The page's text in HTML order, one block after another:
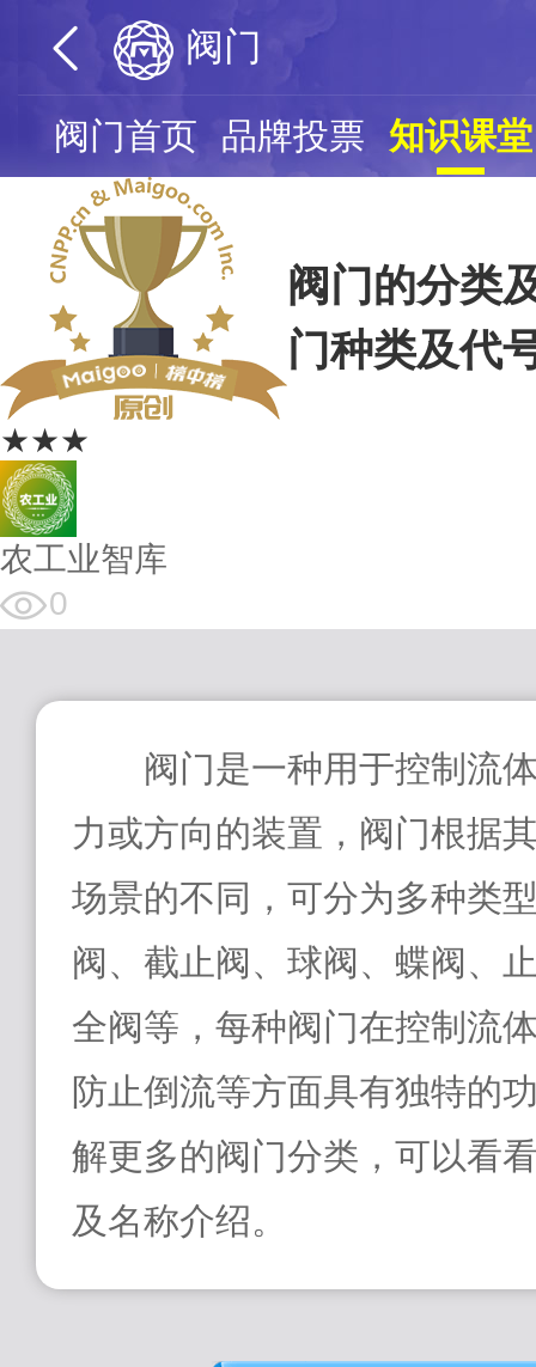
阀门
阀门首页 品牌投票 知识课堂
★★★
阀门的分类
门种类及代
农工业智库
0
阀门是一种用于控制流
力或方向的装置，阀门根据
场景的不同，可分为多种类
阀、截止阀、球阀、蝶阀、
全阀等，每种阀门在控制流
防止倒流等方面具有独特的
解更多的阀门分类，可以看
及名称介绍。